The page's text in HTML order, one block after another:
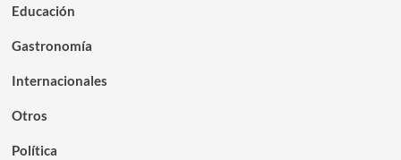
Educación
Gastronomía
Internacionales
Otros
Política